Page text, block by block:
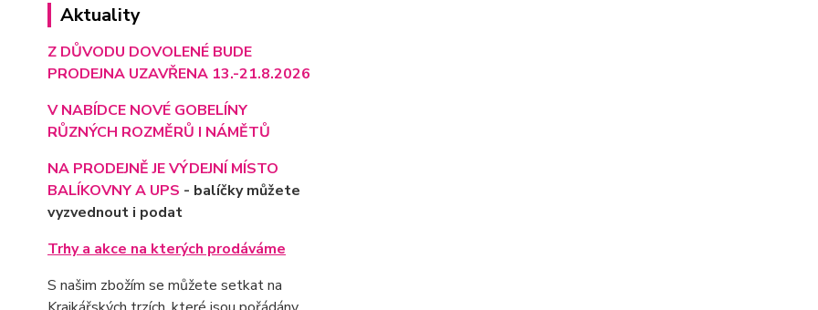
Aktuality
Z DŮVODU DOVOLENÉ BUDE
PRODEJNA UZAVŘENA 13.-21.8.2026
V NABÍDCE NOVÉ GOBELÍNY
RŮZNÝCH ROZMĚRŮ I NÁMĚTŮ
NA PRODEJNĚ JE VÝDEJNÍ MÍSTO
BALÍKOVNY A UPS - balíčky můžete
vyzvednout i podat
Trhy a akce na kterých prodáváme
S našim zbožím se můžete setkat na